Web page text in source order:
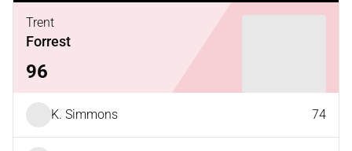
Trent
Forrest
96
K. Simmons 74